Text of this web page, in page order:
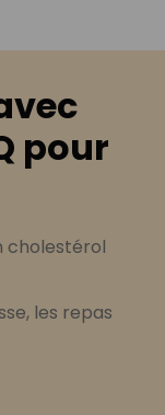
pour
cholestérol
les repas